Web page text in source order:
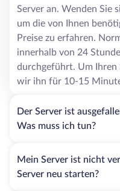
Server an. Wenden Sie
um die von Ihnen
Preise zu erfahren.
innerhalb von 24
durchgeführt. Um Ihren
wir ihn für 10-15
Der Server ist
Was muss ich tun?
Mein Server ist nicht
Server neu starten?